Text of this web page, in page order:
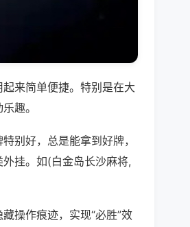
来简单便捷。特别是在大
趣。
别好，总是能拿到好牌，
挂。如(白金岛长沙麻将,
操作痕迹，实现“必胜”效